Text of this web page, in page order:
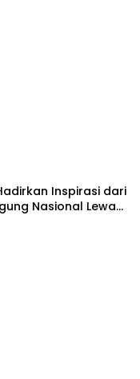
Inspirasi dari
Nasional Lewat